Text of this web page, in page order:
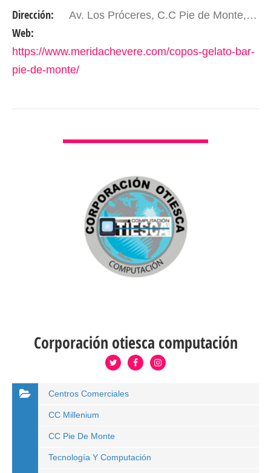
Dirección: Av. Los Próceres, C.C Pie de Monte, Nivel PB. Mérida- Edo. Mérida. Venezuela
Web:
https://www.meridachevere.com/copos-gelato-bar-
pie-de-monte/
Corporación otiesca computación
Centros Comerciales
CC Millenium
CC Pie De Monte
Tecnología Y Computación